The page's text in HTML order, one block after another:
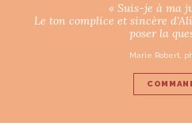
« Suis-je à ma
Le ton complice et sincère
poser la
Marie Robert,